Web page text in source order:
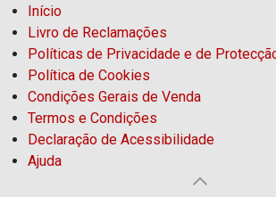
Início
Livro de Reclamações
Políticas de Privacidade e de
Política de Cookies
Condições Gerais de Venda
Termos e Condições
Declaração de Acessibilidade
Ajuda